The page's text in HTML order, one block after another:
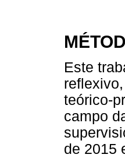
Este
teórico-
campo
de 2015